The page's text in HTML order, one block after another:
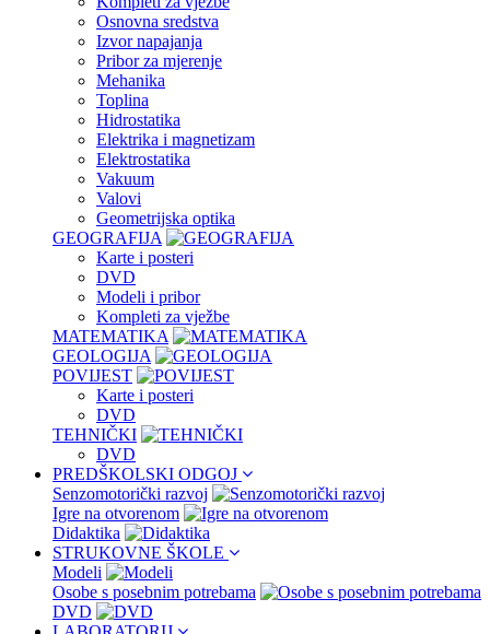
Osnovna sredstva
Izvor napajanja
Pribor za mjerenje
Mehanika
Toplina
Hidrostatika
Elektrika i magnetizam
Elektrostatika
Vakuum
Valovi
Geometrijska optika
GEOGRAFIJA
Karte i posteri
DVD
Modeli i pribor
Kompleti za vježbe
MATEMATIKA
GEOLOGIJA
POVIJEST
Karte i posteri
DVD
TEHNIČKI
DVD
PREDŠKOLSKI ODGOJ
Senzomotorički razvoj
Igre na otvorenom
Didaktika
STRUKOVNE ŠKOLE
Modeli
Osobe s posebnim potrebama
DVD